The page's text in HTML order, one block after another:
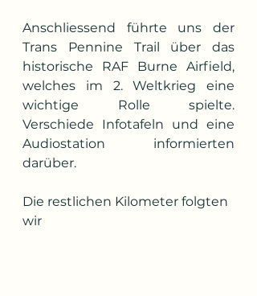
Anschliessend führte uns der
Trans Pennine Trail über das
historische RAF Burne Airfield,
welches im 2. Weltkrieg eine
wichtige Rolle spielte.
Verschiede Infotafeln und eine
Audiostation informierten
darüber.
Die restlichen Kilometer folgten
wir